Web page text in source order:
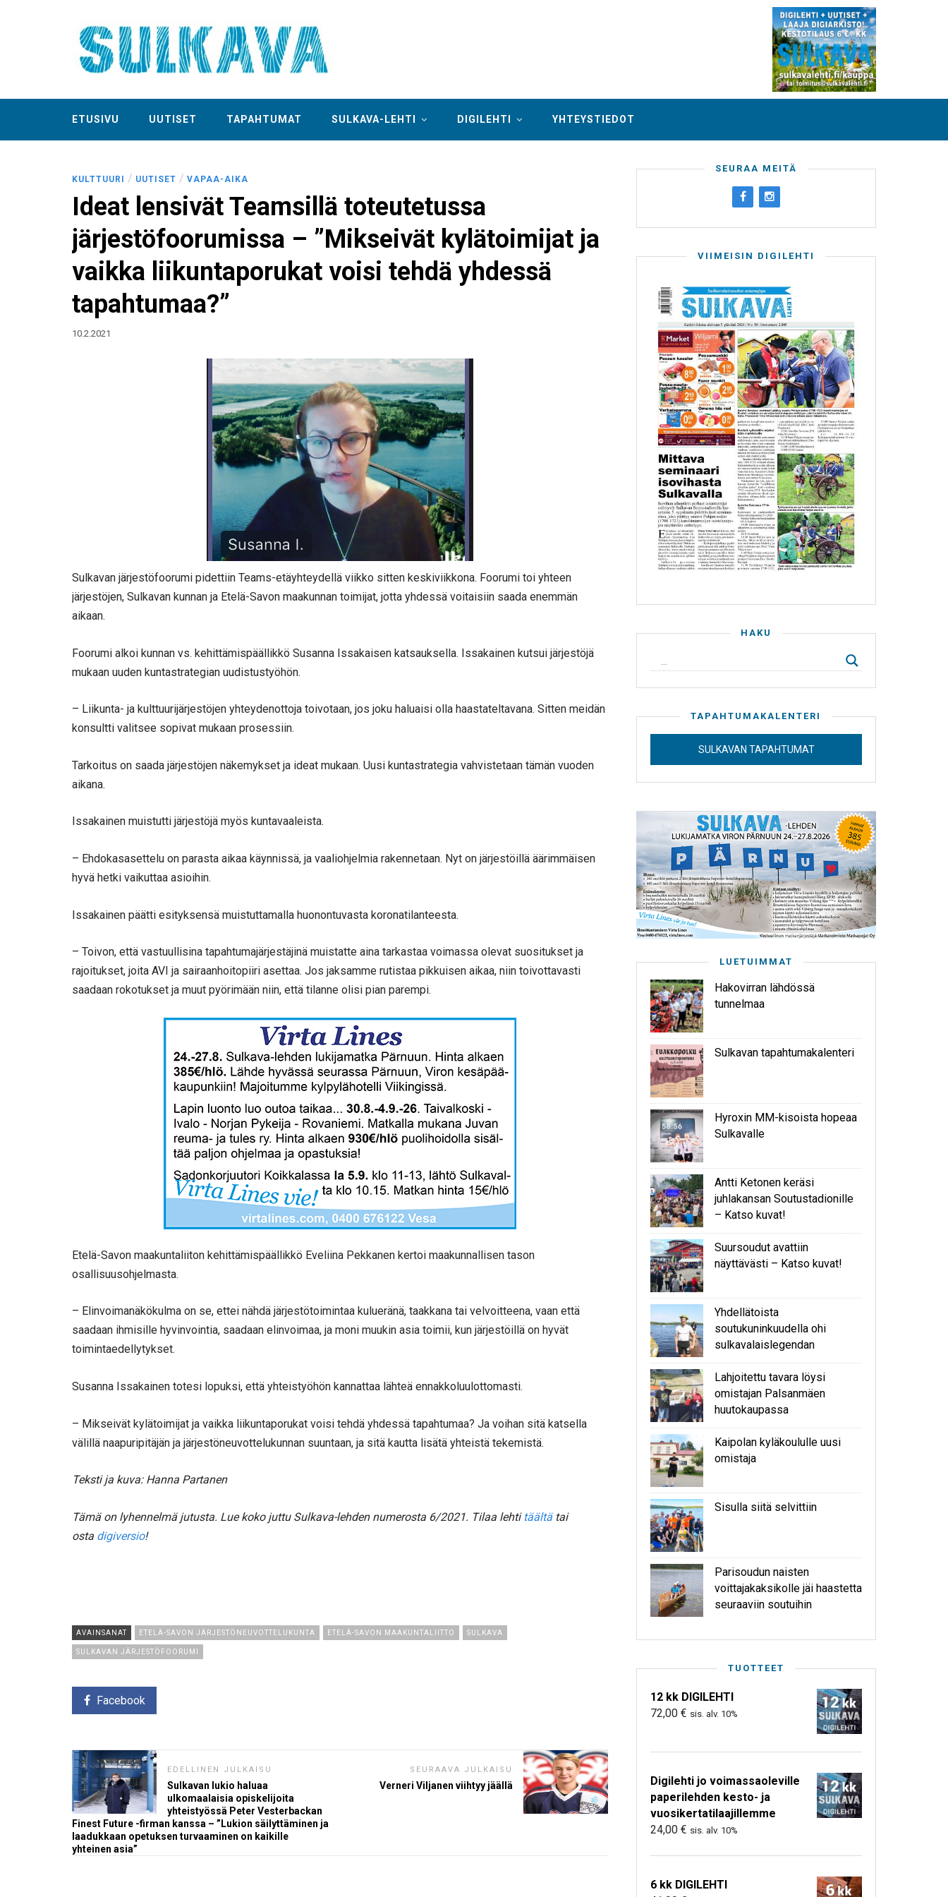
ETUSIVU UUTISET TAPAHTUMAT SULKAVA-LEHTI DIGILEHTI YHTEYSTIEDOT
KULTTUURI / UUTISET / VAPAA-AIKA
Ideat lensivät Teamsillä toteutetussa
järjestöfoorumissa – ”Mikseivät kylätoimijat ja
vaikka liikuntaporukat voisi tehdä yhdessä
tapahtumaa?”
10.2.2021
Sulkavan järjestöfoorumi pidettiin Teams-etäyhteydellä viikko sitten keskiviikkona. Foorumi toi yhteen
järjestöjen, Sulkavan kunnan ja Etelä-Savon maakunnan toimijat, jotta yhdessä voitaisiin saada enemmän
aikaan.
Foorumi alkoi kunnan vs. kehittämispäällikkö Susanna Issakaisen katsauksella. Issakainen kutsui järjestöjä
mukaan uuden kuntastrategian uudistustyöhön.
– Liikunta- ja kulttuurijärjestöjen yhteydenottoja toivotaan, jos joku haluaisi olla haastateltavana. Sitten meidän
konsultti valitsee sopivat mukaan prosessiin.
Tarkoitus on saada järjestöjen näkemykset ja ideat mukaan. Uusi kuntastrategia vahvistetaan tämän vuoden
aikana.
Issakainen muistutti järjestöjä myös kuntavaaleista.
– Ehdokasasettelu on parasta aikaa käynnissä, ja vaaliohjelmia rakennetaan. Nyt on järjestöillä äärimmäisen
hyvä hetki vaikuttaa asioihin.
Issakainen päätti esityksensä muistuttamalla huonontuvasta koronatilanteesta.
– Toivon, että vastuullisina tapahtumajärjestäjinä muistatte aina tarkastaa voimassa olevat suositukset ja
rajoitukset, joita AVI ja sairaanhoitopiiri asettaa. Jos jaksamme rutistaa pikkuisen aikaa, niin toivottavasti
saadaan rokotukset ja muut pyörimään niin, että tilanne olisi pian parempi.
Etelä-Savon maakuntaliiton kehittämispäällikkö Eveliina Pekkanen kertoi maakunnallisen tason
osallisuusohjelmasta.
– Elinvoimanäkökulma on se, ettei nähdä järjestötoimintaa kulueränä, taakkana tai velvoitteena, vaan että
saadaan ihmisille hyvinvointia, saadaan elinvoimaa, ja moni muukin asia toimii, kun järjestöillä on hyvät
toimintaedellytykset.
Susanna Issakainen totesi lopuksi, että yhteistyöhön kannattaa lähteä ennakkoluulottomasti.
– Mikseivät kylätoimijat ja vaikka liikuntaporukat voisi tehdä yhdessä tapahtumaa? Ja voihan sitä katsella
välillä naapuripitäjän ja järjestöneuvottelukunnan suuntaan, ja sitä kautta lisätä yhteistä tekemistä.
Teksti ja kuva: Hanna Partanen
Tämä on lyhennelmä jutusta. Lue koko juttu Sulkava-lehden numerosta 6/2021. Tilaa lehti täältätai
osta digiversio!
AVAINSANAT ETELÄ-SAVON JÄRJESTÖNEUVOTTELUKUNTA ETELÄ-SAVON MAAKUNTALIITTO SULKAVA
SULKAVAN JÄRJESTÖFOORUMI
Facebook
EDELLINEN JULKAISU
Sulkavan lukio haluaa
ulkomaalaisia opiskelijoita
yhteistyössä Peter Vesterbackan
Finest Future -firman kanssa – ”Lukion säilyttäminen ja
laadukkaan opetuksen turvaaminen on kaikille
yhteinen asia”
SEURAAVA JULKAISU
Verneri Viljanen viihtyy jäällä
SEURAA MEITÄ
VIIMEISIN DIGILEHTI
HAKU
TAPAHTUMAKALENTERI
SULKAVAN TAPAHTUMAT
LUETUIMMAT
Hakovirran lähdössä
tunnelmaa
Sulkavan tapahtumakalenteri
Hyroxin MM-kisoista hopeaa
Sulkavalle
Antti Ketonen keräsi
juhlakansan Soutustadionille
– Katso kuvat!
Suursoudut avattiin
näyttävästi – Katso kuvat!
Yhdellätoista
soutukuninkuudella ohi
sulkavalaislegendan
Lahjoitettu tavara löysi
omistajan Palsanmäen
huutokaupassa
Kaipolan kyläkoululle uusi
omistaja
Sisulla siitä selvittiin
Parisoudun naisten
voittajakaksikolle jäi haastetta
seuraaviin soutuihin
TUOTTEET
12 kk DIGILEHTI
72,00 € sis. alv. 10%
Digilehti jo voimassaoleville
paperilehden kesto- ja
vuosikertatilaajillemme
24,00 € sis. alv. 10%
6 kk DIGILEHTI